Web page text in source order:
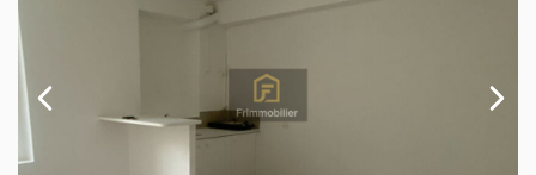
Gestion
Estimation